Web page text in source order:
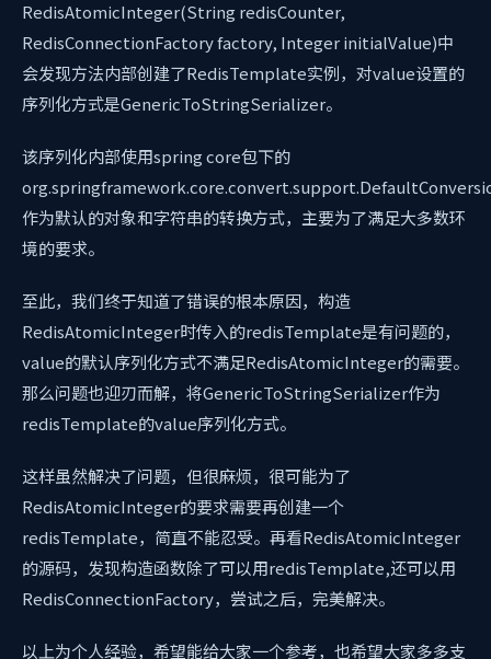
RedisAtomicInteger(String redisCounter,
RedisConnectionFactory factory, Integer initialValue)中
会发现方法内部创建了RedisTemplate实例，对value设置的
序列化方式是GenericToStringSerializer。
该序列化内部使用spring core包下的
作为默认的对象和字符串的转换方式，主要为了满足大多数环
境的要求。
至此，我们终于知道了错误的根本原因，构造
RedisAtomicInteger时传入的redisTemplate是有问题的，
value的默认序列化方式不满足RedisAtomicInteger的需要。
那么问题也迎刃而解，将GenericToStringSerializer作为
redisTemplate的value序列化方式。
这样虽然解决了问题，但很麻烦，很可能为了
RedisAtomicInteger的要求需要再创建一个
redisTemplate，简直不能忍受。再看RedisAtomicInteger
的源码，发现构造函数除了可以用redisTemplate,还可以用
RedisConnectionFactory，尝试之后，完美解决。
以上为个人经验，希望能给大家一个参考，也希望大家多多支